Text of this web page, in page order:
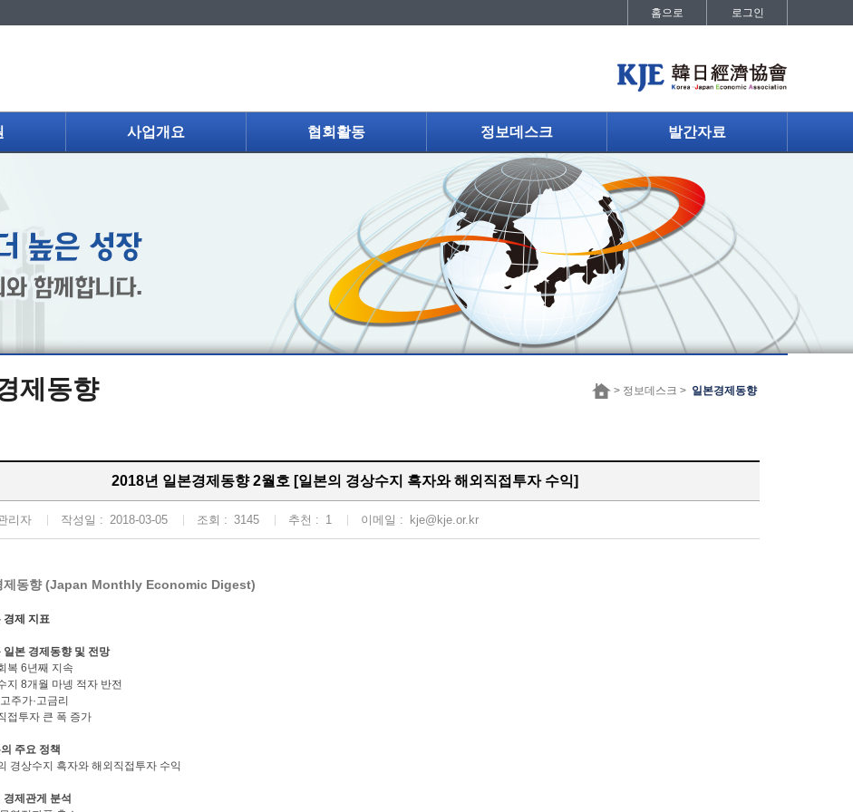
홈으로 로그인
사업개요 협회활동 정보데스크 발간자료
제동향 > 정보데스크 > 일본경제동향
2018년 일본경제동향 2월호 [일본의 경상수지 흑자와 해외직접투자 수익]
리자 작성일 : 2018-03-05 조회 : 3145 추천 : 1 이메일 : kje@kje.or.kr
제동향 (Japan Monthly Economic Digest)
경제 지표
일본 경제동향 및 전망
복 6년째 지속
지 8개월 마넹 적자 반전
주가·고금리
접투자 큰 폭 증가
주요 정책
경상수지 흑자와 해외직접투자 수익
경제관게 분석